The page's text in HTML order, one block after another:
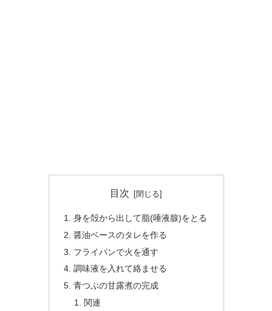
目次
身を殻から出して脂(唾液腺)をとる
醤油ベースのタレを作る
フライパンで火を通す
調味液を入れて絡ませる
青つぶの甘露煮の完成
関連